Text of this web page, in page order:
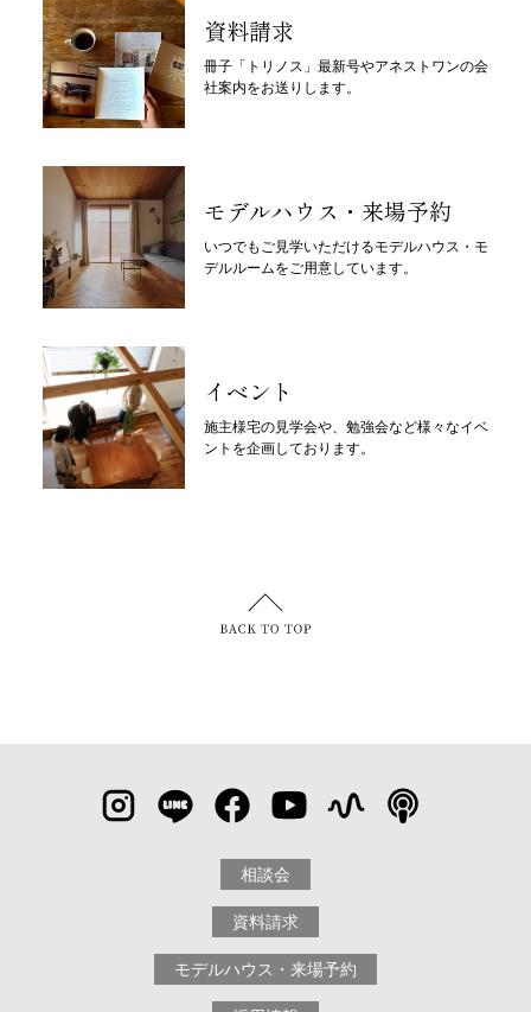
資料請求
冊子「トリノス」最新号やアネストワンの会
社案内をお送りします。
モデルハウス・来場予約
いつでもご見学いただけるモデルハウス・モ
デルルームをご用意しています。
イベント
施主様宅の見学会や、勉強会など様々なイベ
ントを企画しております。
相談会
資料請求
モデルハウス・来場予約